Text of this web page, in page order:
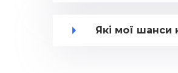
Які мої шанси